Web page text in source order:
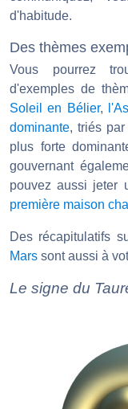
d'habitude.
Des thèmes
Vous pourrez
d'exemples de
Soleil en Bélier,
dominante, triés
plus forte
gouvernant
pouvez aussi jeter
première maison
Des récapitulatifs
Mars sont aussi à
Le signe du